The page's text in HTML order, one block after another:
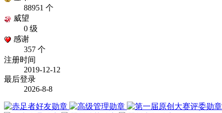
88951 个
威望
0 级
感谢
357 个
注册时间
2019-12-12
最后登录
2026-8-8